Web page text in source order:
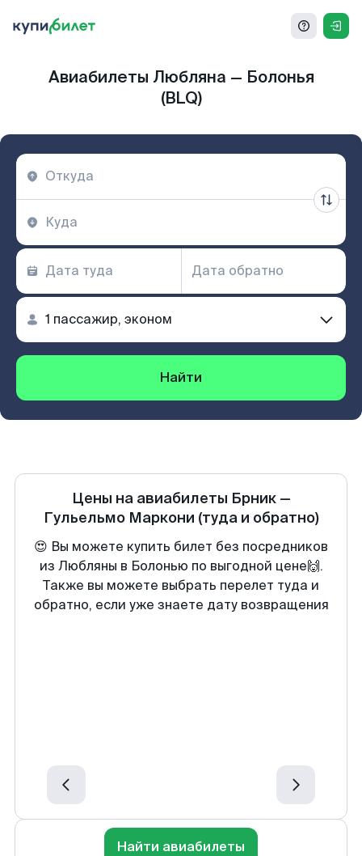
Авиабилеты Любляна — Болонья
(BLQ)
Найти
Цены на авиабилеты Брник—
Гульельмо Маркони (туда и обратно)
😍 Вы можете купить билет без посредников
из Любляны в Болонью по выгодной цене🙌.
Также вы можете выбрать перелет туда и
обратно, если уже знаете дату возвращения
Найти авиабилеты